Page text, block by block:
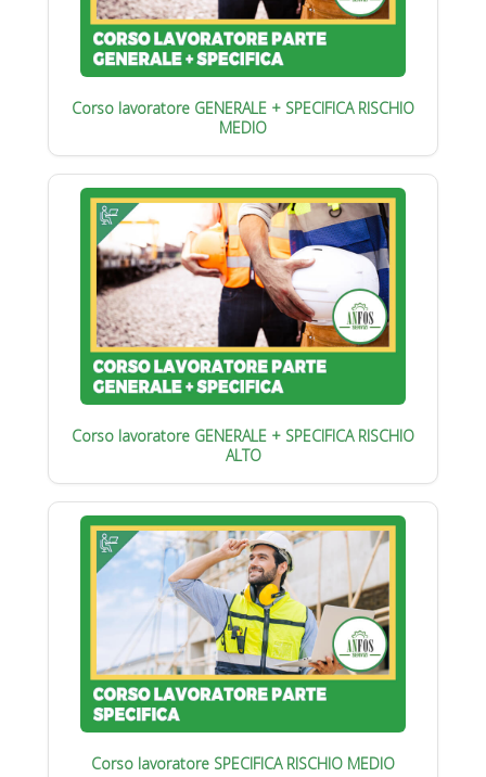
Corso lavoratore GENERALE + SPECIFICA RISCHIO
MEDIO
Corso lavoratore GENERALE + SPECIFICA RISCHIO
ALTO
Corso lavoratore SPECIFICA RISCHIO MEDIO